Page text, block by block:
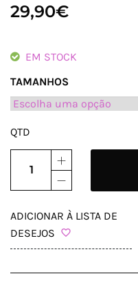
29,90€
EM STOCK
TAMANHOS
QTD
ADICIONAR À LISTA DE
DESEJOS